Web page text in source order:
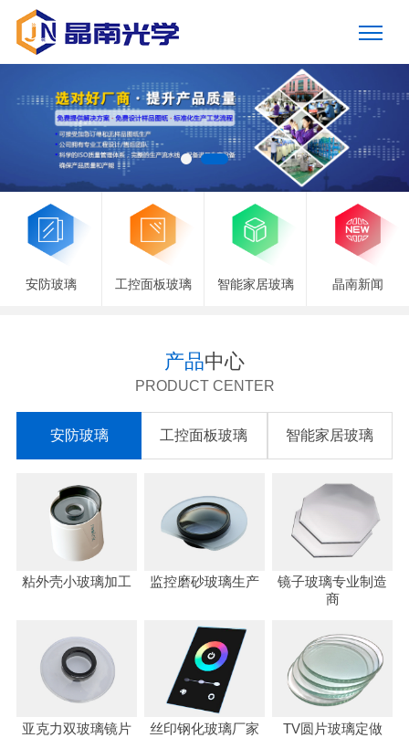
安防玻璃 工控面板玻璃 智能家居玻璃 晶南新闻
产品中心
PRODUCT CENTER
安防玻璃 工控面板玻璃 智能家居玻璃
粘外壳小玻璃加工 监控磨砂玻璃生产
镜子玻璃专业制造
商
亚克力双玻璃镜片 丝印钢化玻璃厂家 TV圆片玻璃定做